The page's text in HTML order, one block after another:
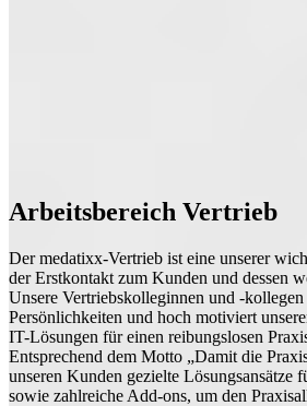
Arbeitsbereich Vertrieb
Der medatixx-Vertrieb ist eine unserer
der Erstkontakt zum Kunden und dessen
Unsere Vertriebskolleginnen und -kollegen
Persönlichkeiten und hoch motiviert
IT-Lösungen für einen reibungslosen
Entsprechend dem Motto „Damit die
unseren Kunden gezielte Lösungsansätze
sowie zahlreiche Add-ons, um den